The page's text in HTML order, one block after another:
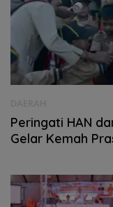
Peringati HAN
Gelar Kemah